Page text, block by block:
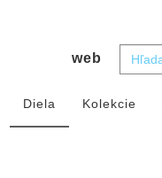
web
Diela Kolekcie